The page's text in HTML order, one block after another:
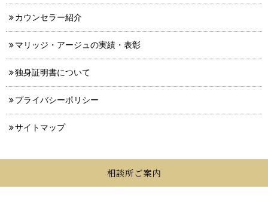
カウンセラー紹介
マリッジ・アージュの実績・表彰
独身証明書について
プライバシーポリシー
サイトマップ
相談所ご案内